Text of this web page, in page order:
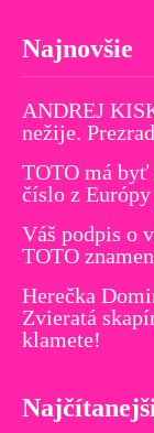
Najnovšie
ANDREJ
nežije.
TOTO má byť
číslo z
Váš podpis o
TOTO
Herečka
Zvieratá
klamete!